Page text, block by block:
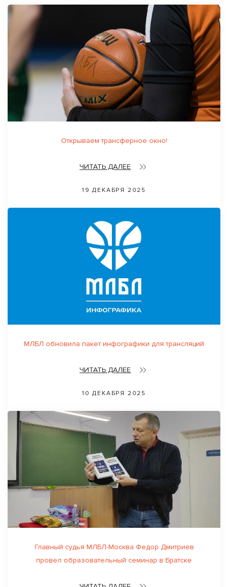
Открываем трансферное окно!
ЧИТАТЬ ДАЛЕЕ
19 ДЕКАБРЯ 2025
МЛБЛ обновила пакет инфографики для трансляций
ЧИТАТЬ ДАЛЕЕ
10 ДЕКАБРЯ 2025
Главный судья МЛБЛ-Москва Федор Дмитриев
провел образовательный семинар в Братске